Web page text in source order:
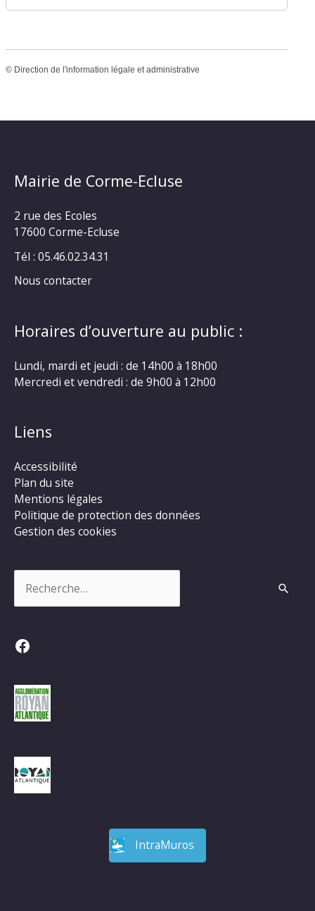
© Direction de l'information légale et administrative
Mairie de Corme-Ecluse
2 rue des Ecoles
17600 Corme-Ecluse
Tél : 05.46.02.34.31
Nous contacter
Horaires d’ouverture au public :
Lundi, mardi et jeudi : de 14h00 à 18h00
Mercredi et vendredi : de 9h00 à 12h00
Liens
Accessibilité
Plan du site
Mentions légales
Politique de protection des données
Gestion des cookies
Facebook
IntraMuros